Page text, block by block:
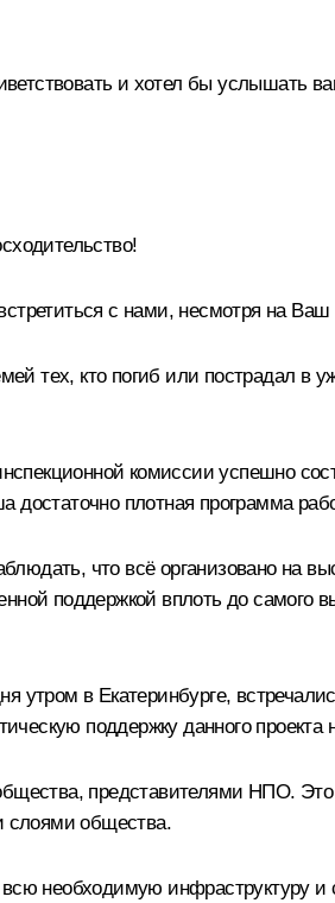
и хотел бы услышать
с нами, несмотря на Ваш
тех, кто погиб или пострадал в
комиссии успешно
плотная программа
что всё организовано на
поддержкой вплоть до самого
утром в Екатеринбурге,
поддержку данного проекта
представителями НПО.
слоями общества.
необходимую инфраструктуру и